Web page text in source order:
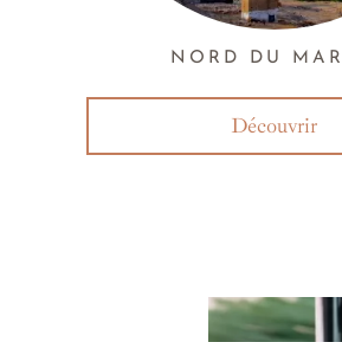
NORD DU
Découvrir